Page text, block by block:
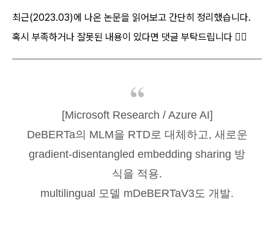
최근(2023.03)에 나온 논문을 읽어보고 간단히 정리했습니다.
혹시 부족하거나 잘못된 내용이 있다면 댓글 부탁드립니다 🙇‍♂️
[Microsoft Research / Azure AI]
DeBERTa의 MLM을 RTD로 대체하고, 새로운
gradient-disentangled embedding sharing 방
식을 적용.
multilingual 모델 mDeBERTaV3도 개발.